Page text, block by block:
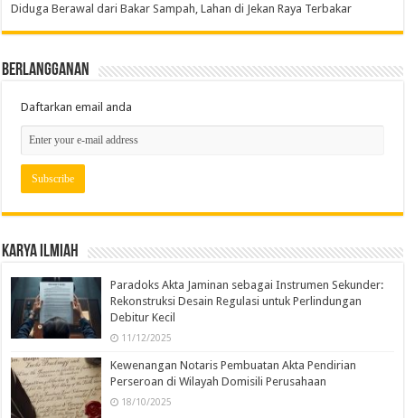
Diduga Berawal dari Bakar Sampah, Lahan di Jekan Raya Terbakar
Berlangganan
Daftarkan email anda
Karya Ilmiah
Paradoks Akta Jaminan sebagai Instrumen Sekunder:
Rekonstruksi Desain Regulasi untuk Perlindungan
Debitur Kecil
11/12/2025
Kewenangan Notaris Pembuatan Akta Pendirian
Perseroan di Wilayah Domisili Perusahaan
18/10/2025